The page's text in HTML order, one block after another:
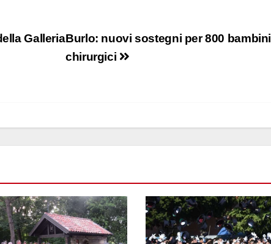
Burlo: nuovi sostegni per 800 bambini
chirurgici
Galleria